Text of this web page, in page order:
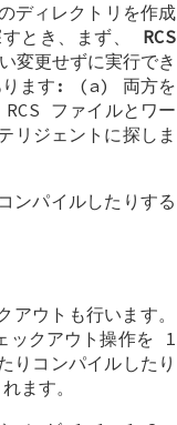
ディレクトリを作成
とき、まず、 RCS
変更せずに実行でき
ります: (a) 両方を
ファイルとワー
リジェントに探しま
ンパイルしたりする
ウトも行います。
ックアウト操作を 1
りコンパイルしたり
ます。